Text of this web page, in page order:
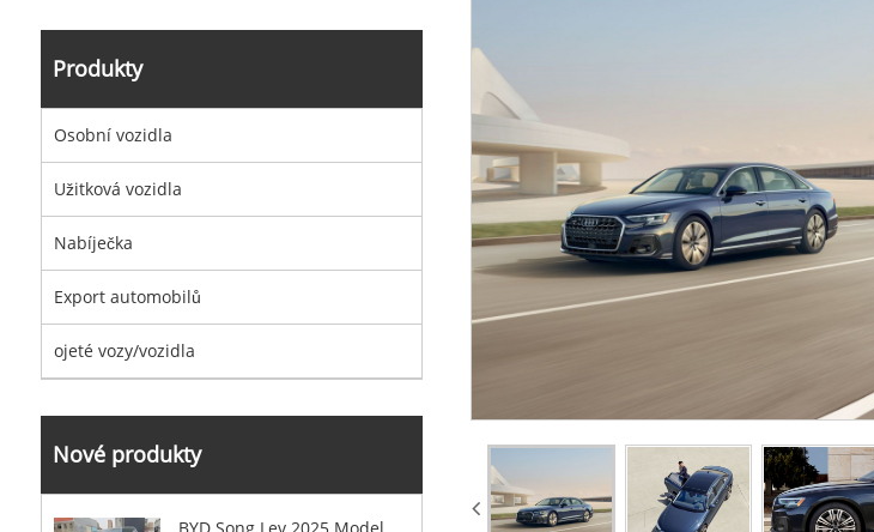
Produkty
Osobní vozidla
Užitková vozidla
Nabíječka
Export automobilů
ojeté vozy/vozidla
Nové produkty